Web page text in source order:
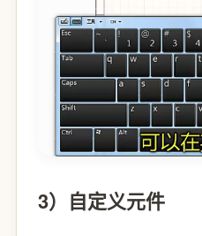
3）自定义元件